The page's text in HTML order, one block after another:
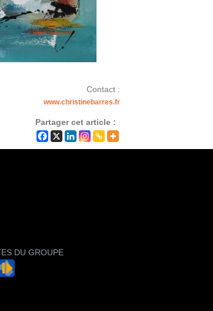
Contact :
www.christinebarres.fr
Partager cet article :
DU GROUPE